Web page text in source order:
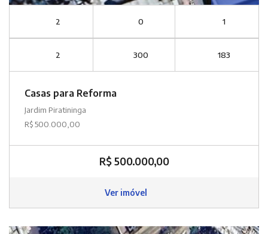
2 0 1
2 300 183
Casas para Reforma
Jardim Piratininga
R$ 500.000,00
R$ 500.000,00
Ver imóvel